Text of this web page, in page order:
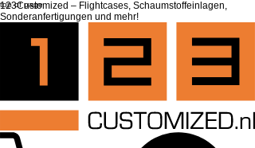
top of page
123Customized – Flightcases, Schaumstoffeinlagen,
Sonderanfertigungen und mehr!